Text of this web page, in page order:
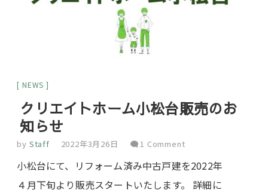
NEWS
クリエイトホーム小松台販売のお
知らせ
by Staff 2022年3月26日 1 Comment
小松台にて、リフォーム済み中古戸建を2022年
４月下旬より販売スタートいたします。 詳細に